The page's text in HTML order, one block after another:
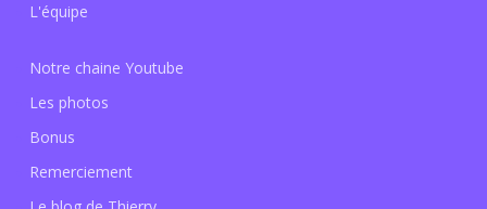
L'équipe
Notre chaine Youtube
Les photos
Bonus
Remerciement